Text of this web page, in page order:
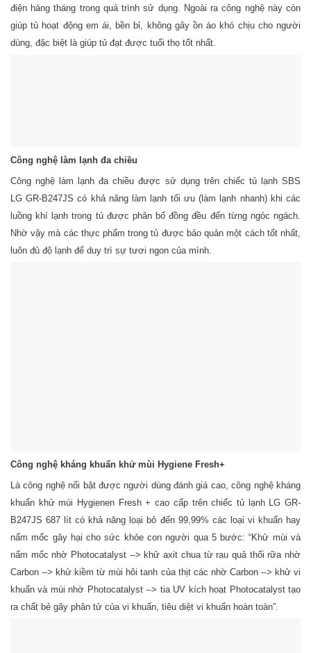
điện hàng tháng trong quá trình sử dụng. Ngoài ra công nghệ này còn
giúp tủ hoạt động em ái, bền bỉ, không gây ồn ào khó chịu cho người
dùng, đặc biệt là giúp tủ đạt được tuổi thọ tốt nhất.
Công nghệ làm lạnh đa chiều
Công nghệ làm lạnh đa chiều được sử dụng trên chiếc tủ lạnh SBS
LG GR-B247JS có khả năng làm lạnh tối ưu (làm lạnh nhanh) khi các
luồng khí lạnh trong tủ được phân bố đồng đều đến từng ngóc ngách.
Nhờ vậy mà các thực phẩm trong tủ được bảo quản một cách tốt nhất,
luôn đủ độ lạnh để duy trì sự tươi ngon của mình.
Công nghệ kháng khuẩn khử mùi Hygiene Fresh+
Là công nghệ nổi bật được người dùng đánh giá cao, công nghệ kháng
khuẩn khử mùi Hygienen Fresh + cao cấp trên chiếc tủ lạnh LG GR-
B247JS 687 lít có khả năng loại bỏ đến 99,99% các loại vi khuẩn hay
nấm mốc gây hại cho sức khỏe con người qua 5 bước: “Khử mùi và
nấm mốc nhờ Photocatalyst --> khử axit chua từ rau quả thối rữa nhờ
Carbon --> khử kiềm từ mùi hôi tanh của thịt các nhờ Carbon --> khử vi
khuẩn và mùi nhờ Photocatalyst --> tia UV kích hoạt Photocatalyst tạo
ra chất bẻ gãy phân tử của vi khuẩn, tiêu diệt vi khuẩn hoàn toàn”.